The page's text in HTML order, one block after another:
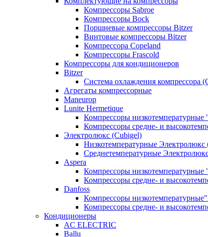
Компрессоры Sabroe
Компрессоры Bock
Поршневые компрессоры Bitzer
Винтовые компрессоры Bitzer
Компрессора Copeland
Компрессоры Frascold
Компрессоры для кондиционеров
Bitzer
Система охлаждения компрессора
Агрегаты компрессорные
Maneurop
Lunite Hermetique
Компрессоры низкотемпературные
Компрессоры средне- и
Электролюкс (Cubigel)
Низкотемпературные Электролюкс
Среднетемпературные
Aspera
Компрессоры низкотемпературные
Компрессоры средне- и
Danfoss
Компрессоры
Компрессоры средне- и
Кондиционеры
AC ELECTRIC
Ballu